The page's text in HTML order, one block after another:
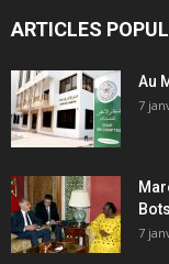
ARTICLES
Au
7
7